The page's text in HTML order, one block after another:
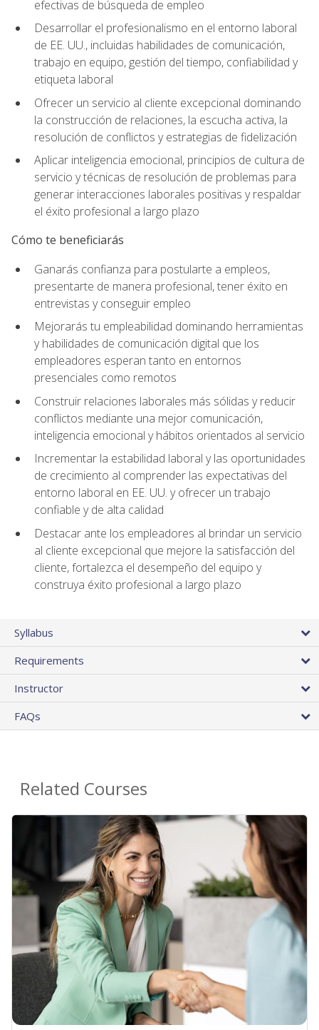
efectivas de búsqueda de empleo
Desarrollar el profesionalismo en el entorno laboral
de EE. UU., incluidas habilidades de comunicación,
trabajo en equipo, gestión del tiempo, confiabilidad y
etiqueta laboral
Ofrecer un servicio al cliente excepcional dominando
la construcción de relaciones, la escucha activa, la
resolución de conflictos y estrategias de fidelización
Aplicar inteligencia emocional, principios de cultura de
servicio y técnicas de resolución de problemas para
generar interacciones laborales positivas y respaldar
el éxito profesional a largo plazo
Cómo te beneficiarás
Ganarás confianza para postularte a empleos,
presentarte de manera profesional, tener éxito en
entrevistas y conseguir empleo
Mejorarás tu empleabilidad dominando herramientas
y habilidades de comunicación digital que los
empleadores esperan tanto en entornos
presenciales como remotos
Construir relaciones laborales más sólidas y reducir
conflictos mediante una mejor comunicación,
inteligencia emocional y hábitos orientados al servicio
Incrementar la estabilidad laboral y las oportunidades
de crecimiento al comprender las expectativas del
entorno laboral en EE. UU. y ofrecer un trabajo
confiable y de alta calidad
Destacar ante los empleadores al brindar un servicio
al cliente excepcional que mejore la satisfacción del
cliente, fortalezca el desempeño del equipo y
construya éxito profesional a largo plazo
Syllabus
Requirements
Instructor
FAQs
Related Courses